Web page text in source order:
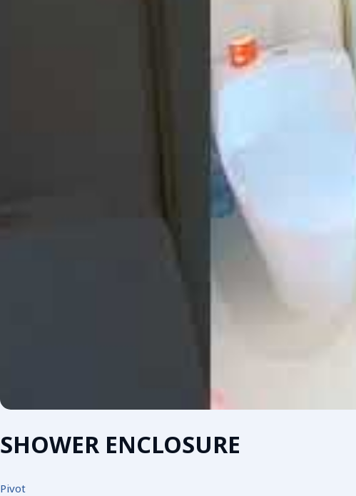
SHOWER ENCLOSURE
Pivot